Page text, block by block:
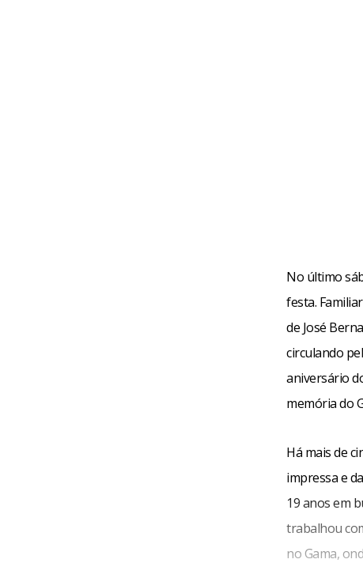
No último
festa.
de José
circulando
aniversário
memória do
Há mais de
impressa e
19 anos em
trabalhou
no Gama,